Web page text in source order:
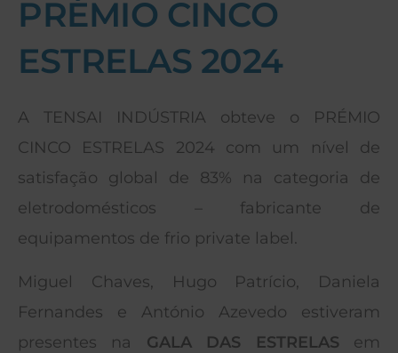
PRÉMIO CINCO
ESTRELAS 2024
A TENSAI INDÚSTRIA obteve o PRÉMIO
CINCO ESTRELAS 2024 com um nível de
satisfação global de 83% na categoria de
eletrodomésticos – fabricante de
equipamentos de frio private label.
Miguel Chaves, Hugo Patrício, Daniela
Fernandes e António Azevedo estiveram
presentes na GALA DAS ESTRELAS em